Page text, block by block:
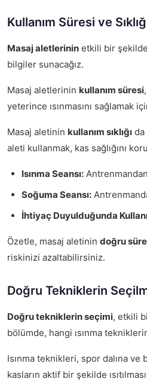
Kullanım Süresi ve
Masaj aletlerinin etkili bir şekilde
bilgiler sunacağız.
Masaj aletlerinin kullanım süresi
yeterince ısınmasını
Masaj aletinin kullanım sıklığı da
aleti kullanmak, kas sağlığını
Isınma Seansı:
Soğuma Seansı:
İhtiyaç Duyulduğunda
Özetle, masaj aletinin doğru süre
riskinizi azaltabilirsiniz.
Doğru Tekniklerin
Doğru tekniklerin seçimi, etkili
bölümde, hangi ısınma
Isınma teknikleri, spor dalına
kasların aktif bir şekilde